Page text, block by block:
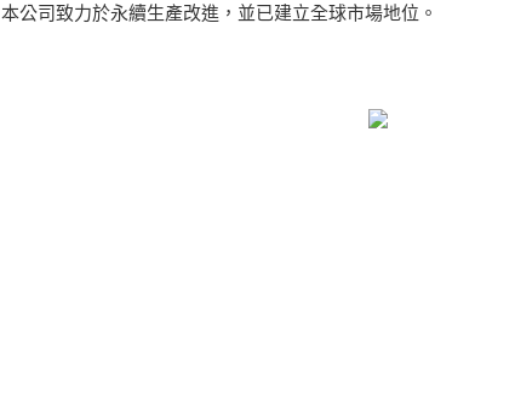
本公司致力於永續生產改進，並已建立全球市場地位。